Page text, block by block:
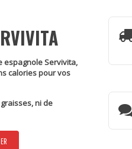
espagnole Servivita,
calories pour vos
ni de